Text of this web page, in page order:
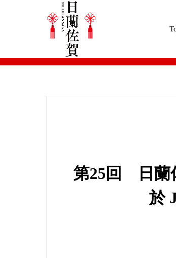
ブログ
第25回 日蘭
於